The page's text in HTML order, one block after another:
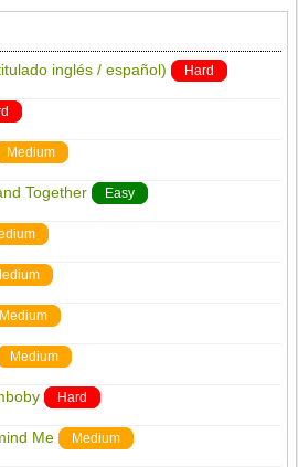
inglés / español) Hard
Medium
Together Easy
Medium
Medium
Hard
Me Medium